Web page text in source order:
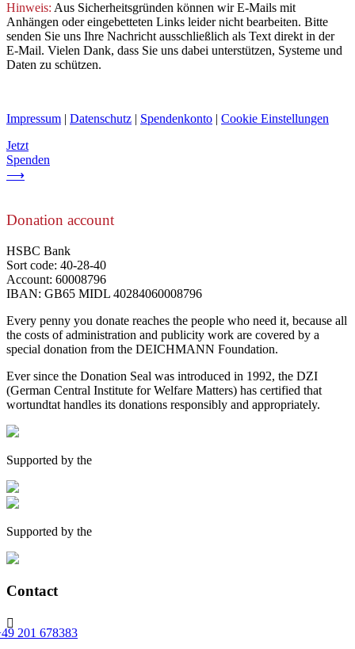
Hinweis: Aus Sicherheitsgründen können wir E-Mails mit
Anhängen oder eingebetteten Links leider nicht bearbeiten. Bitte
senden Sie uns Ihre Nachricht ausschließlich als Text direkt in der
E-Mail. Vielen Dank, dass Sie uns dabei unterstützen, Systeme und
Daten zu schützen.
Impressum Datenschutz Spendenkonto
Cookie Einstellungen
Jetzt
Spenden
⟶
Donation account
HSBC Bank
Sort code: 40-28-40
Account: 60008796
IBAN: GB65 MIDL 40284060008796
Every penny you donate reaches the people who need it, because all
the costs of administration and publicity work are covered by a
special donation from the DEICHMANN Foundation.
Ever since the Donation Seal was introduced in 1992, the DZI
(German Central Institute for Welfare Matters) has certified that
wortundtat handles its donations responsibly and appropriately.
Supported by the
Supported by the
Contact

201 678383